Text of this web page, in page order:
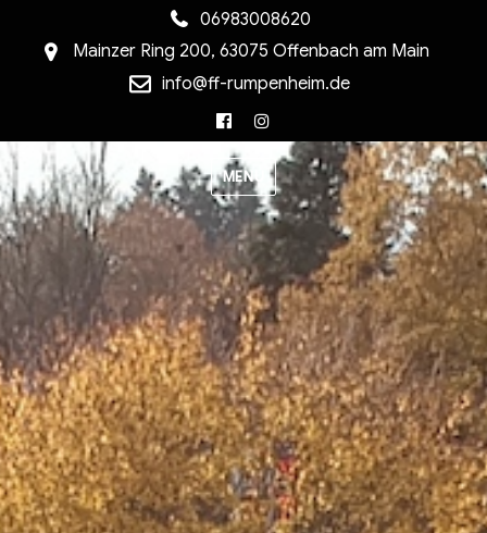
06983008620
Mainzer Ring 200, 63075 Offenbach am Main
info@ff-rumpenheim.de
Facebook
MENU